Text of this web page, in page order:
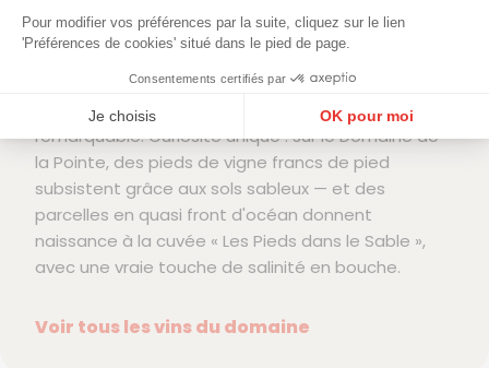
Pour modifier vos préférences par la suite, cliquez sur le lien
'Préférences de cookies' situé dans le pied de page.
Consentements certifiés par
Je choisis OK pour moi
Plateforme de Gestion du Consentement : Personnalisez vos Options
Notre plateforme vous permet d'adapter et de gérer vos paramètres de confidentialité, en
Aujourd'hui conduit par Cyril et Julie Laudet en
agriculture biologique avec agroforesterie, le
domaine déploie une signature de best-sellers :
des vins nets, fruités et buvables, à la fraîcheur
remarquable. Curiosité unique : sur le Domaine de
la Pointe, des pieds de vigne francs de pied
subsistent grâce aux sols sableux — et des
parcelles en quasi front d'océan donnent
naissance à la cuvée « Les Pieds dans le Sable »,
avec une vraie touche de salinité en bouche.
Voir tous les vins du domaine